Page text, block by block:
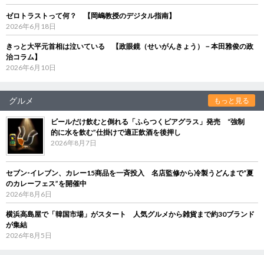
ゼロトラストって何？ 【岡嶋教授のデジタル指南】
2026年6月18日
きっと大平元首相は泣いている 【政眼鏡（せいがんきょう）－本田雅俊の政
治コラム】
2026年6月10日
グルメ もっと見る
ビールだけ飲むと倒れる「ふらつくビアグラス」発売 “強制
的に水を飲む”仕掛けで適正飲酒を後押し
2026年8月7日
セブン‐イレブン、カレー15商品を一斉投入 名店監修から冷製うどんまで“夏
のカレーフェス”を開催中
2026年8月6日
横浜高島屋で「韓国市場」がスタート 人気グルメから雑貨まで約30ブランド
が集結
2026年8月5日